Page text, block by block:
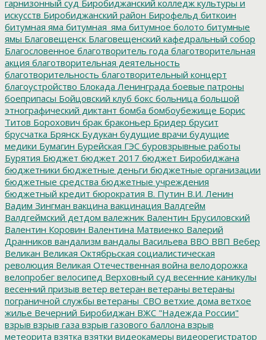
гарнизонный суд Биробиджанский колледж культуры и
искусств Биробиджанский район Бирофельд биткоин
битумная яма битумная_яма битумное болото битумные
ямы Благовещенск Благовещенский кафедральный собор
Благословенное благотворитель года благотворительная
акция благотворительная деятельность
благотворительность благотворительный концерт
благоустройство Блокада Ленинграда боевые патроны
боеприпасы Бойцовский клуб бокс больница большой
этнографический диктант бомба бомбоубежище Борис
Титов Борохович брак браконьер Бридер брусит
брусчатка Брянск Будукан будущие врачи будущие
медики Бумагин Бурейская ГЭС буровзрывные работы
Бурятия Бюджет бюджет 2017 бюджет Биробиджана
бюджетники бюджетные деньги бюджетные организации
бюджетные средства бюджетные учреждения
бюджетный кредит бюрократия В. Путин В.И. Ленин
Вадим Зингман вакцина вакцинация Валдгейм
Валдгеймский детдом валежник Валентин Брусиловский
Валентин Коровин Валентина Матвиенко Валерий
Дранников вандализм вандалы Васильева ВВО ВВП Вебер
Великан Великая Октябрьская социалистическая
революция Великая Отечественная война велодорожка
велопробег велосипед Верховный суд весенние каникулы
весенний призыв ветер ветеран ветераны ветераны
пограничной службы ветераны_СВО ветхие дома ветхое
жилье Вечерний Биробиджан ВЖС "Надежда России"
взрыв взрыв газа взрыв газового баллона взрыв
метеорита взятка взятки видеокамеры видеорегистратор